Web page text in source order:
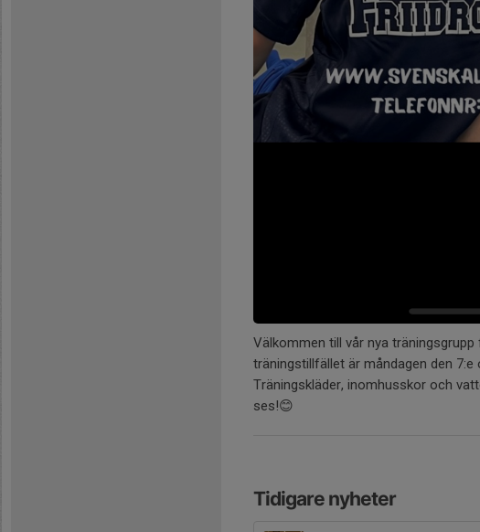
Välkommen till vår nya
träningstillfället är måndagen den
Träningskläder, inomhusskor och
ses!😊
Tidigare nyheter